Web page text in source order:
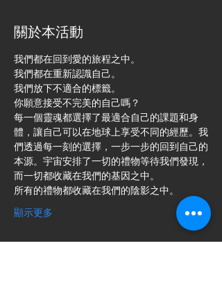
關於本活動
我們都在回到愛的旅程之中。
我們都在重新認識自己。
我們放下不適合的標籤。
你願意接受不完美的自己嗎？
每一個靈魂都選擇了最適合自己的課題和身
體，讓自己可以在地球上享受不同的經歷。我
們透過每一刻的選擇，一步一步的回到自己的
本源。宇宙安排了一切的禮物等待我們發現，
而一切都收藏在我們的基因之中。
所有的禮物都收藏在我們的陰影之中。
顯示更多